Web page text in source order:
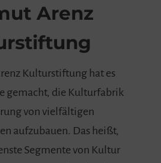
Arenz
Kulturstiftung hat es
gemacht, die Kulturfabrik
von vielfältigen
aufzubauen. Das heißt,
Segmente von Kultur